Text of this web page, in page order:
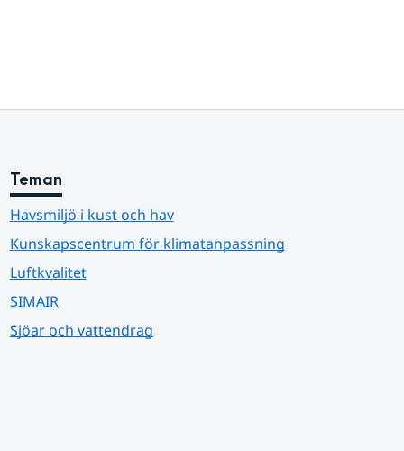
Teman
Havsmiljö i kust och hav
Kunskapscentrum för klimatanpassning
Luftkvalitet
SIMAIR
Sjöar och vattendrag